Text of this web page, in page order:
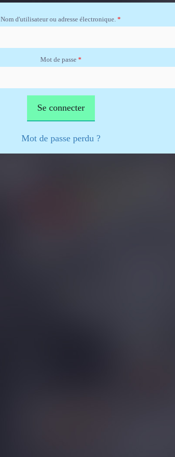
Nom d'utilisateur ou adresse électronique. *
Mot de passe *
Mot de passe perdu ?